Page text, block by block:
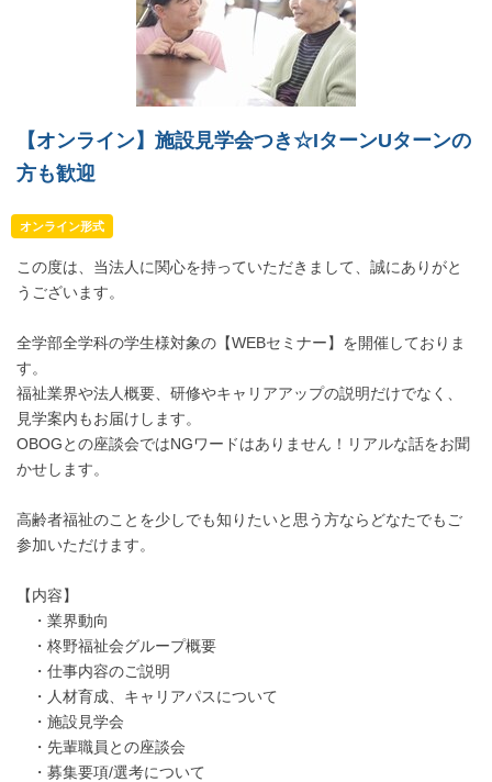
【オンライン】施設見学会つき☆IターンUターンの
方も歓迎
オンライン形式
この度は、当法人に関心を持っていただきまして、誠にありがと
うございます。
全学部全学科の学生様対象の【WEBセミナー】を開催しておりま
す。
福祉業界や法人概要、研修やキャリアアップの説明だけでなく、
見学案内もお届けします。
OBOGとの座談会ではNGワードはありません！リアルな話をお聞
かせします。
高齢者福祉のことを少しでも知りたいと思う方ならどなたでもご
参加いただけます。
【内容】
・業界動向
・柊野福祉会グループ概要
・仕事内容のご説明
・人材育成、キャリアパスについて
・施設見学会
・先輩職員との座談会
・募集要項/選考について